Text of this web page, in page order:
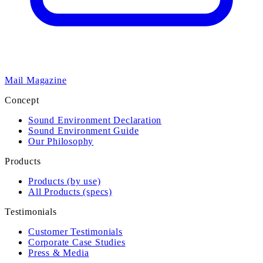
Mail Magazine
Concept
Sound Environment Declaration
Sound Environment Guide
Our Philosophy
Products
Products (by use)
All Products (specs)
Testimonials
Customer Testimonials
Corporate Case Studies
Press & Media